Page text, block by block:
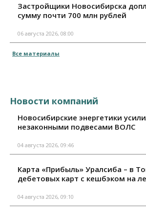
Застройщики Новосибирска
сумму почти 700 млн рублей
06 августа 2026, 08:00
Все материалы
Новости компаний
Новосибирские энергетики
незаконными подвесами ВОЛС
04 августа 2026, 09:46
Карта «Прибыль» Уралсиба – в
дебетовых карт с кешбэком на
04 августа 2026, 09:10